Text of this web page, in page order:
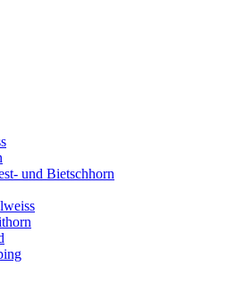
und Bietschhorn